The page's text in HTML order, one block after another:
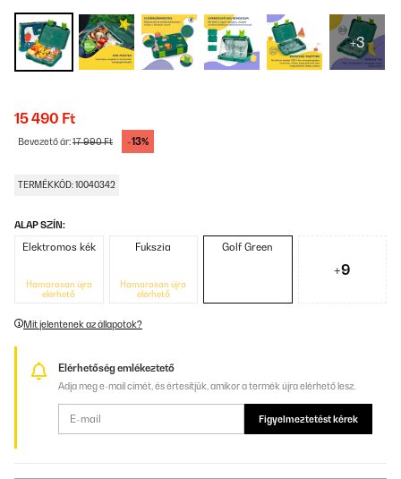
+3
15 490 Ft
Bevezető ár:17 990 Ft -13%
TERMÉKKÓD: 10040342
ALAP SZÍN:
Elektromos kék
Hamarosan újra
elérhető
Fukszia
Hamarosan újra
elérhető
Golf Green
+9
Mit jelentenek az állapotok?
Elérhetőség emlékeztető
Adja meg e-mail címét, és értesítjük, amikor a termék újra elérhető lesz.
Figyelmeztetést kérek